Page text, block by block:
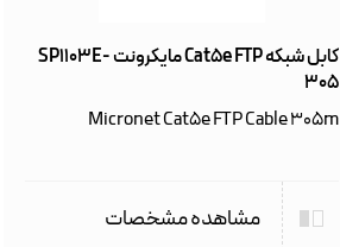
کابل شبکه Cat5e FTP مایکرونت SP1103E-
305
Micronet Cat5e FTP Cable 305m
مشاهده مشخصات